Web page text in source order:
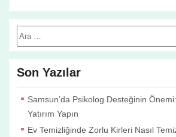
Son Yazılar
Samsun’da Psikolog Desteğinin Önemi:
Yatırım Yapın
Ev Temizliğinde Zorlu Kirleri Nasıl